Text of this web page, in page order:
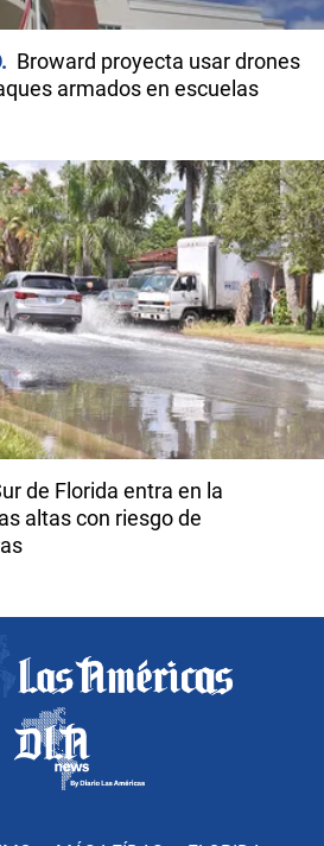
Broward proyecta usar drones
armados en escuelas
de Florida entra en la
altas con riesgo de